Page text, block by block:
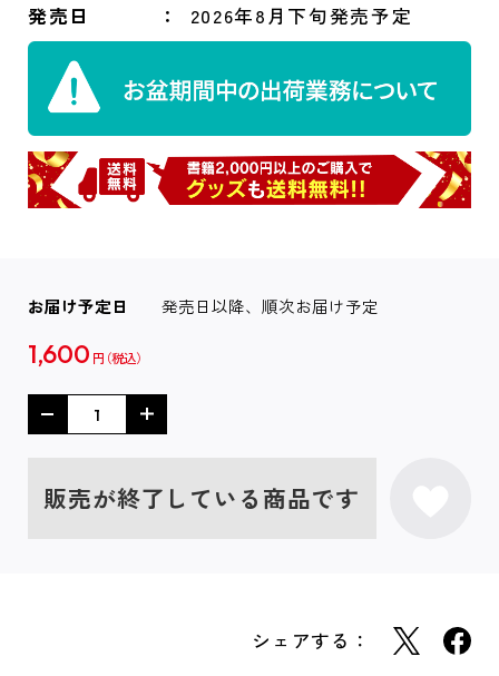
発売日
2026年8月下旬発売予定
お届け予定日 発売日以降、順次お届け予定
1,600 円
販売が終了している商品です
シェアする：